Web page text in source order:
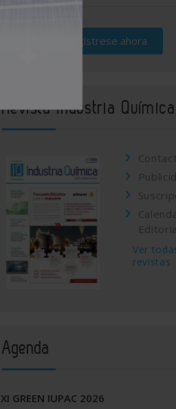
Regístrese ahora
Revista Industria Química
Ver
revistas
Agenda
XI GREEN IUPAC 2026